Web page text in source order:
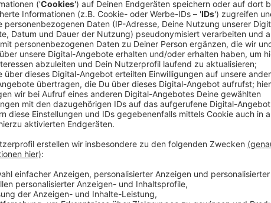
Veröffentlicht:Samstag, 18.12.2021 07:03
Anzeige
Stadtdirektor Burkhardt Hintzsche
Mehr Testmöglichkeiten in Düsseldorf